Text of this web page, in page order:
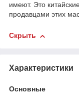
имеют. Это
продавцами этих
Скрыть
Характеристики
Основные